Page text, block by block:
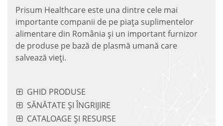
Prisum Healthcare este una dintre cele mai
importante companii de pe piaţa suplimentelor
alimentare din România și un important furnizor
de produse pe bază de plasmă umană care
salvează vieţi.
GHID PRODUSE
SĂNĂTATE ȘI ÎNGRIJIRE
CATALOAGE ȘI RESURSE